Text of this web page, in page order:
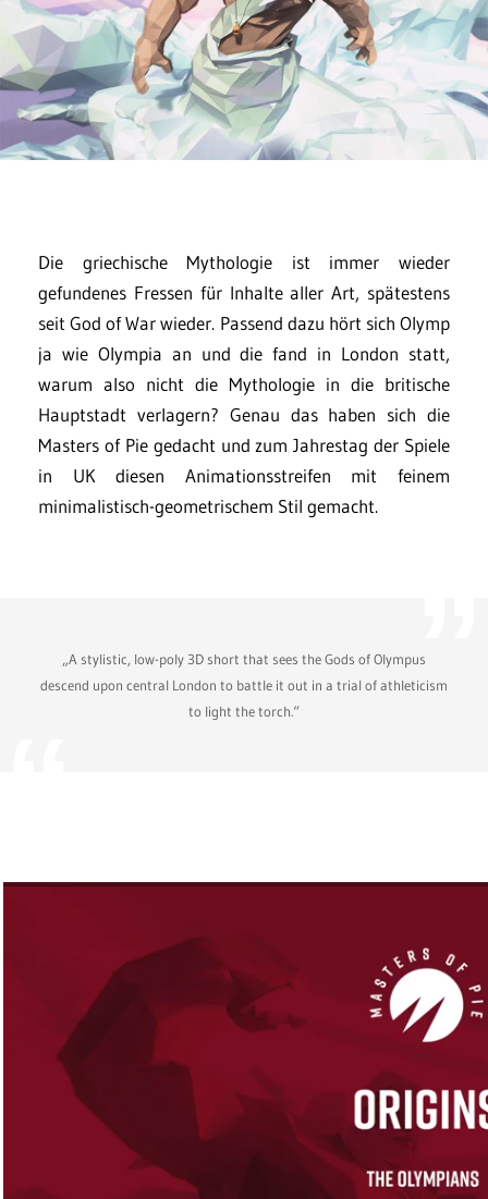
Die griechische Mythologie ist immer wieder
gefundenes Fressen für Inhalte aller Art, spätestens
seit God of War wieder. Passend dazu hört sich Olymp
ja wie Olympia an und die fand in London statt,
warum also nicht die Mythologie in die britische
Hauptstadt verlagern? Genau das haben sich die
Masters of Pie gedacht und zum Jahrestag der Spiele
in UK diesen Animationsstreifen mit feinem
minimalistisch-geometrischem Stil gemacht.
„A stylistic, low-poly 3D short that sees the Gods of Olympus
descend upon central London to battle it out in a trial of athleticism
to light the torch.“